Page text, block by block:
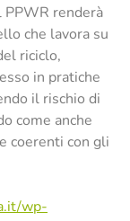
PPWR renderà
che lavora su
riciclo,
in pratiche
il rischio di
come anche
coerenti con gli
wp-